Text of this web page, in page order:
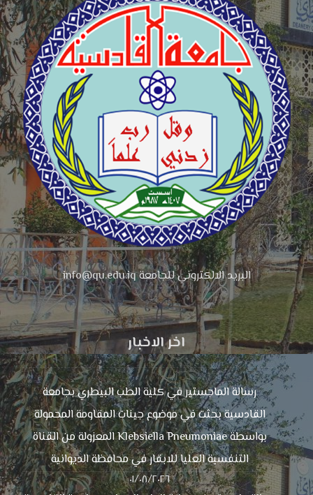
البريد الالكتروني للجامعة info@qu.edu.iq
اخر الاخبار
رسالة الماجستير في كلية الطب البيطري بجامعة
القادسية بحثت في موضوع جينات المقاومة المحمولة
بواسطة Klebsiella Pneumoniae المعزولة من القناة
التنفسية العليا للابقار في محافظة الديوانية
٠١/٠٨/٢٠٢٦